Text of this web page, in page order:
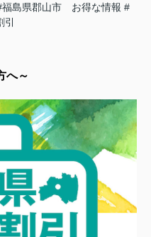
福島県郡山市 お得な情報 #
へ～